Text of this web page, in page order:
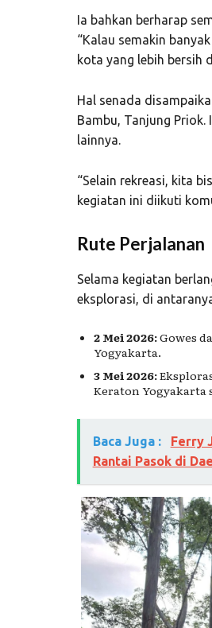
Ia bahkan berharap
“Kalau semakin
kota yang lebih bersih
Hal senada
Bambu, Tanjung
lainnya.
“Selain rekreasi, kita
kegiatan ini diikuti
Rute Perjalanan
Selama kegiatan
eksplorasi, di
2 Mei 2026:Gowes
Yogyakarta.
3 Mei 2026:
Keraton Yogyakarta
Baca Juga :
Ferry
Rantai Pasok di